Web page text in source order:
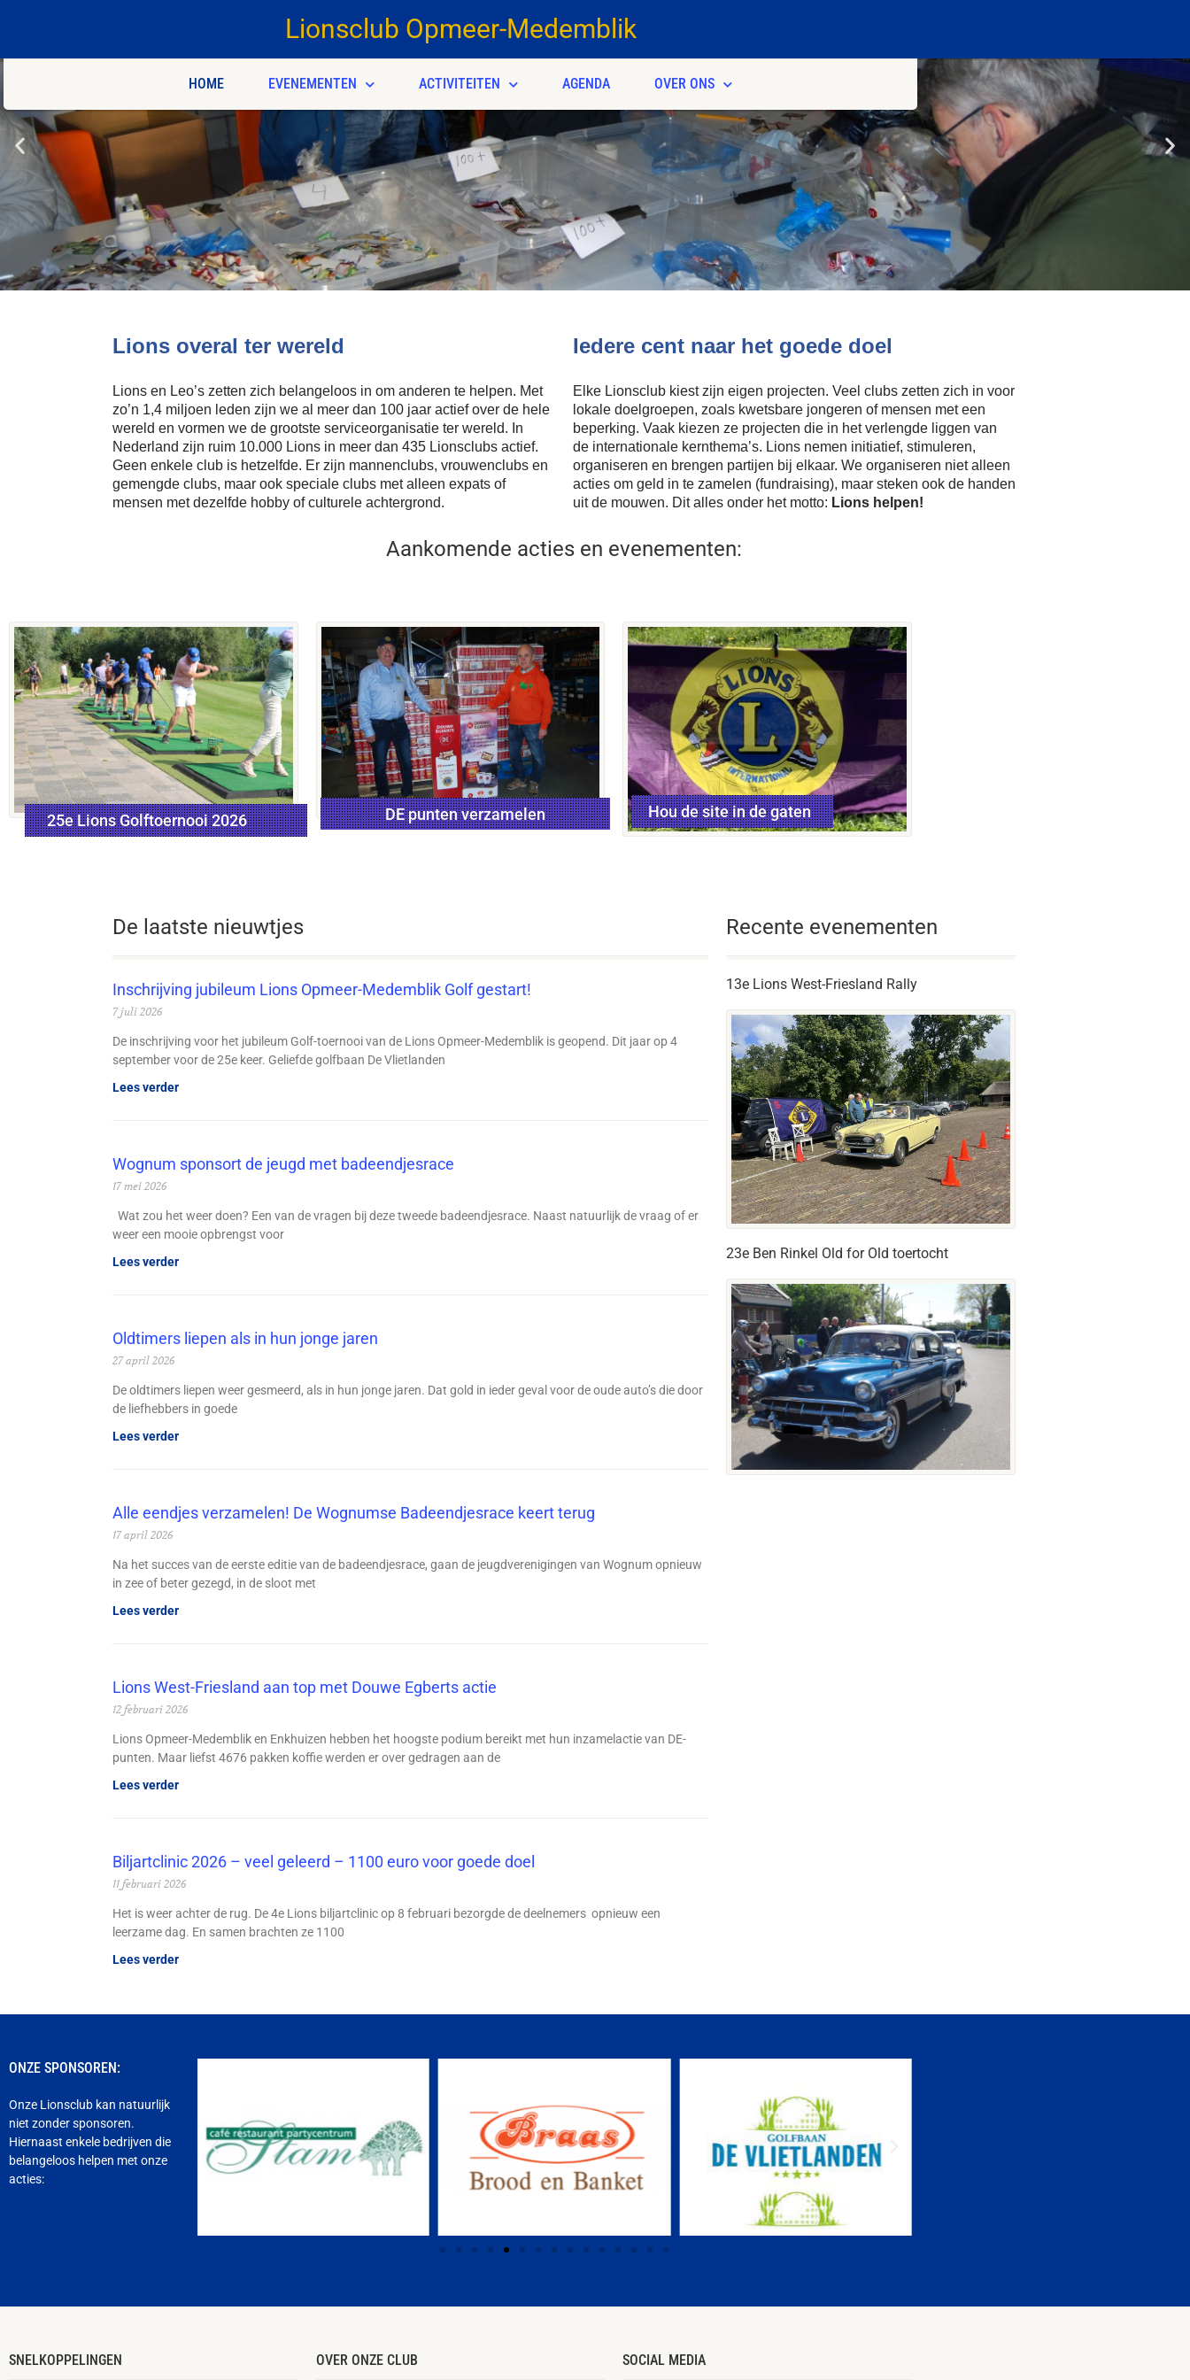
Lionsclub Opmeer-Medemblik
HOME EVENEMENTEN ACTIVITEITEN AGENDA OVER ONS
Lions overal ter wereld
Lions en Leo’s zetten zich belangeloos in om anderen te helpen. Met
zo’n 1,4 miljoen leden zijn we al meer dan 100 jaar actief over de hele
wereld en vormen we de grootste serviceorganisatie ter wereld. In
Nederland zijn ruim 10.000 Lions in meer dan 435 Lionsclubs actief.
Geen enkele club is hetzelfde. Er zijn mannenclubs, vrouwenclubs en
gemengde clubs, maar ook speciale clubs met alleen expats of
mensen met dezelfde hobby of culturele achtergrond.
Iedere cent naar het goede doel
Elke Lionsclub kiest zijn eigen projecten. Veel clubs zetten zich in voor
lokale doelgroepen, zoals kwetsbare jongeren of mensen met een
beperking. Vaak kiezen ze projecten die in het verlengde liggen van
de internationale kernthema’s. Lions nemen initiatief, stimuleren,
organiseren en brengen partijen bij elkaar. We organiseren niet alleen
acties om geld in te zamelen (fundraising), maar steken ook de handen
uit de mouwen. Dit alles onder het motto: Lions helpen!
Aankomende acties en evenementen:
4 september 2026
25e Lions Golftoernooi 2026 December 2026
DE punten verzamelen Hou de site in de gaten
De laatste nieuwtjes
Inschrijving jubileum Lions Opmeer-Medemblik Golf gestart!
7 juli 2026
De inschrijving voor het jubileum Golf-toernooi van de Lions Opmeer-Medemblik is geopend. Dit jaar op 4
september voor de 25e keer. Geliefde golfbaan De Vlietlanden
Lees verder
Wognum sponsort de jeugd met badeendjesrace
17 mei 2026
Wat zou het weer doen? Een van de vragen bij deze tweede badeendjesrace. Naast natuurlijk de vraag of er
weer een mooie opbrengst voor
Lees verder
Oldtimers liepen als in hun jonge jaren
27 april 2026
De oldtimers liepen weer gesmeerd, als in hun jonge jaren. Dat gold in ieder geval voor de oude auto’s die door
de liefhebbers in goede
Lees verder
Alle eendjes verzamelen! De Wognumse Badeendjesrace keert terug
17 april 2026
Na het succes van de eerste editie van de badeendjesrace, gaan de jeugdverenigingen van Wognum opnieuw
in zee of beter gezegd, in de sloot met
Lees verder
Lions West-Friesland aan top met Douwe Egberts actie
12 februari 2026
Lions Opmeer-Medemblik en Enkhuizen hebben het hoogste podium bereikt met hun inzamelactie van DE-
punten. Maar liefst 4676 pakken koffie werden er over gedragen aan de
Lees verder
Biljartclinic 2026 – veel geleerd – 1100 euro voor goede doel
11 februari 2026
Het is weer achter de rug. De 4e Lions biljartclinic op 8 februari bezorgde de deelnemers opnieuw een
leerzame dag. En samen brachten ze 1100
Lees verder
Recente evenementen
13e Lions West-Friesland Rally
23e Ben Rinkel Old for Old toertocht
ONZE SPONSOREN:
Onze Lionsclub kan natuurlijk
niet zonder sponsoren.
Hiernaast enkele bedrijven die
belangeloos helpen met onze
acties:
SNELKOPPELINGEN OVER ONZE CLUB SOCIAL MEDIA